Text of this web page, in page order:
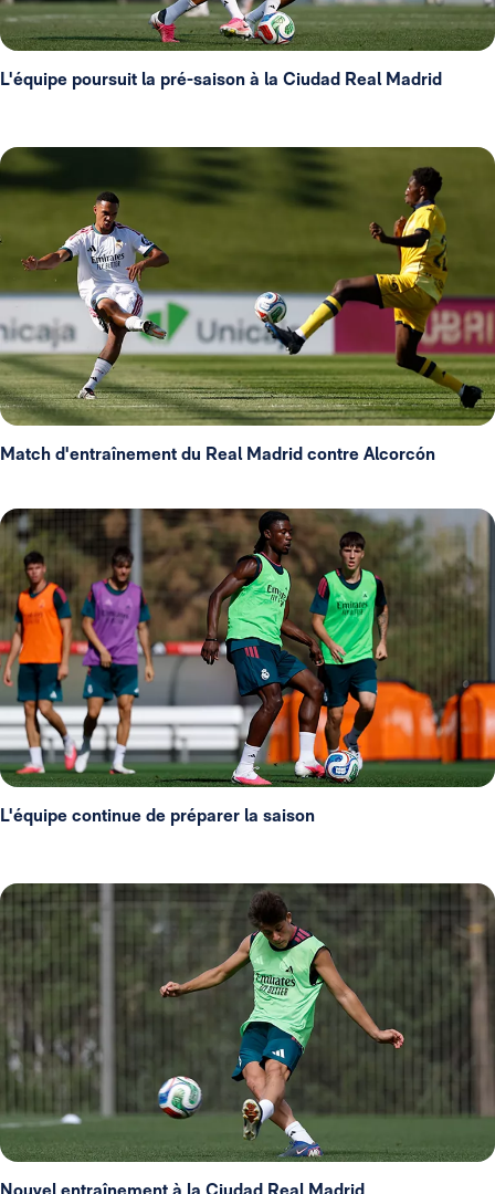
L'équipe poursuit la pré-saison à la Ciudad Real Madrid
Match d'entraînement du Real Madrid contre Alcorcón
L'équipe continue de préparer la saison
Nouvel entraînement à la Ciudad Real Madrid